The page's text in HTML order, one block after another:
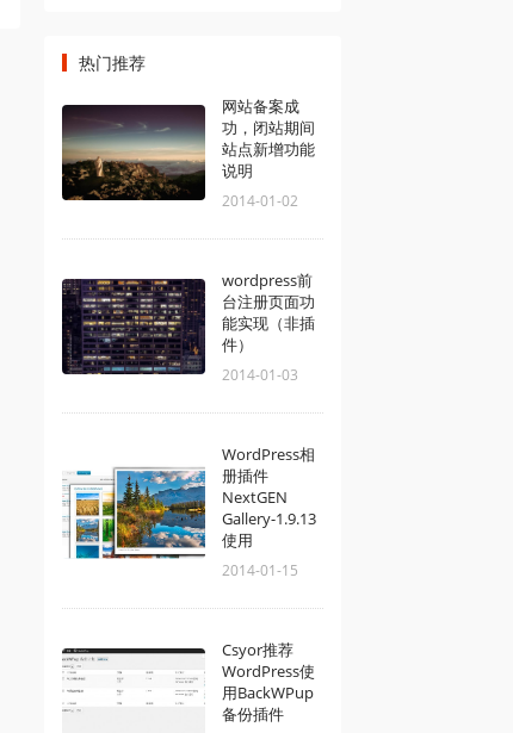
热门推荐
网站备案成
功，闭站期间
站点新增功能
说明
2014-01-02
wordpress前
台注册页面功
能实现（非插
件）
2014-01-03
WordPress相
册插件
NextGEN
Gallery-1.9.13
使用
2014-01-15
Csyor推荐
WordPress使
用BackWPup
备份插件